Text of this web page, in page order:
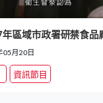
區域市政署研禁食品
05月20日
資訊節目